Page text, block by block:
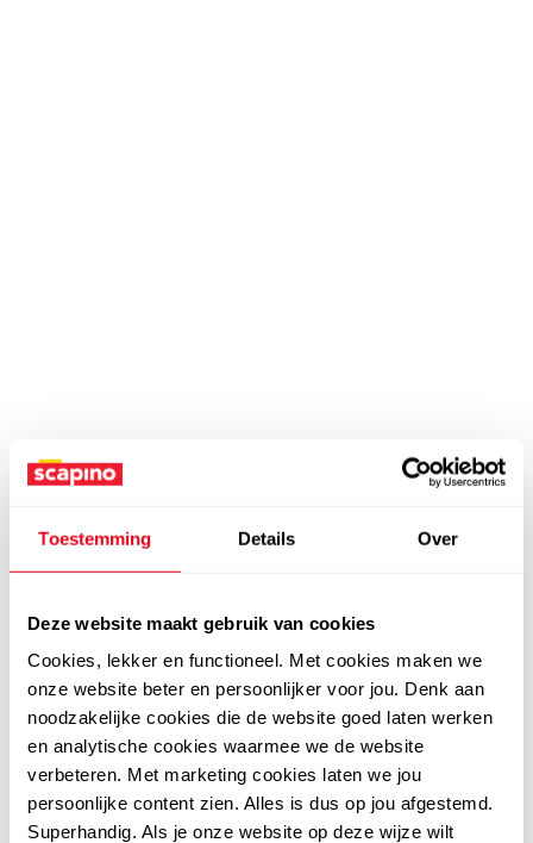
Toestemming Details Over
Deze website maakt gebruik van cookies
Cookies, lekker en functioneel. Met cookies maken we
onze website beter en persoonlijker voor jou. Denk aan
noodzakelijke cookies die de website goed laten werken
en analytische cookies waarmee we de website
verbeteren. Met marketing cookies laten we jou
persoonlijke content zien. Alles is dus op jou afgestemd.
Superhandig. Als je onze website op deze wijze wilt